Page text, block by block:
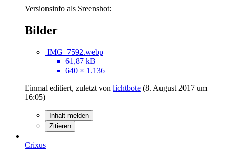
Versionsinfo als Sreenshot:
Bilder
IMG_7592.webp
61,87 kB
640 × 1.136
Einmal editiert, zuletzt von lichtbote (8. August 2017 um
16:05)
Inhalt melden
Zitieren
Crixus